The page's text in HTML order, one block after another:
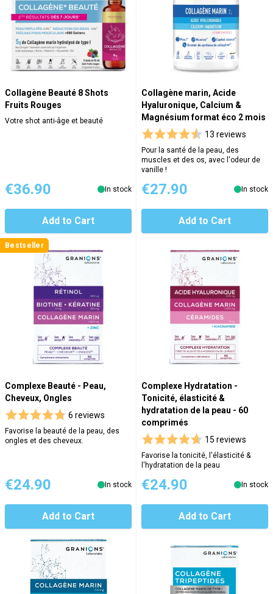
Collagène Beauté 8 Shots
Fruits Rouges
Votre shot anti-âge et beauté
€36.90 In stock
Add to Cart
Collagène marin, Acide
Hyaluronique, Calcium &
Magnésium format éco 2 mois
13 reviews
Pour la santé de la peau, des
muscles et des os, avec l'odeur de
vanille !
€27.90 In stock
Add to Cart
Bestseller
Complexe Beauté - Peau,
Cheveux, Ongles
6 reviews
Favorise la beauté de la peau, des
ongles et des cheveux.
€24.90 In stock
Add to Cart
Complexe Hydratation -
Tonicité, élasticité &
hydratation de la peau - 60
comprimés
15 reviews
Favorise la tonicité, l'élasticité &
l'hydratation de la peau
€24.90 In stock
Add to Cart